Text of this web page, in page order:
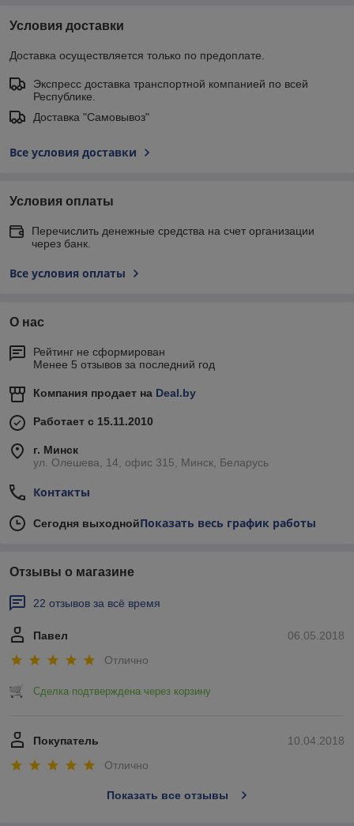
Условия доставки
Доставка осуществляется только по предоплате.
Экспресс доставка транспортной компанией по всей
Республике.
Доставка "Самовывоз"
Все условия доставки
Условия оплаты
Перечислить денежные средства на счет организации
через банк.
Все условия оплаты
О нас
Рейтинг не сформирован
Менее 5 отзывов за последний год
Компания продает на Deal.by
Работает с 15.11.2010
г. Минск
ул. Олешева, 14, офис 315, Минск, Беларусь
Контакты
Сегодня выходнойПоказать весь график работы
Отзывы о магазине
22 отзывов за всё время
06.05.2018
Павел
Отлично
Сделка подтверждена через корзину
10.04.2018
Покупатель
Отлично
Показать все отзывы